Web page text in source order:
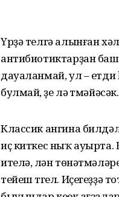
Үрҙә телгә алынған
антибиотиктарҙан
дауаланмай, ул –
булмай, үҙе лә үтмәйәсәк.
Классик ангина
иҫ киткес ныҡ ауырта.
ителә, үлән
тейеш түгел. Иҫегеҙҙә